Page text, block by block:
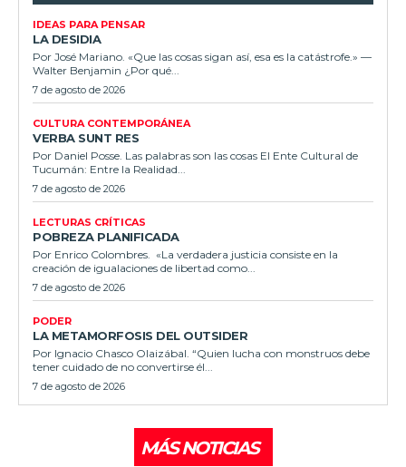
IDEAS PARA PENSAR
LA DESIDIA
Por José Mariano. «Que las cosas sigan así, esa es la catástrofe.» —
Walter Benjamin ¿Por qué...
7 de agosto de 2026
CULTURA CONTEMPORÁNEA
VERBA SUNT RES
Por Daniel Posse. Las palabras son las cosas El Ente Cultural de
Tucumán: Entre la Realidad...
7 de agosto de 2026
LECTURAS CRÍTICAS
POBREZA PLANIFICADA
Por Enrico Colombres. «La verdadera justicia consiste en la
creación de igualaciones de libertad como...
7 de agosto de 2026
PODER
LA METAMORFOSIS DEL OUTSIDER
Por Ignacio Chasco Olaizábal. “Quien lucha con monstruos debe
tener cuidado de no convertirse él...
7 de agosto de 2026
MÁS NOTICIAS